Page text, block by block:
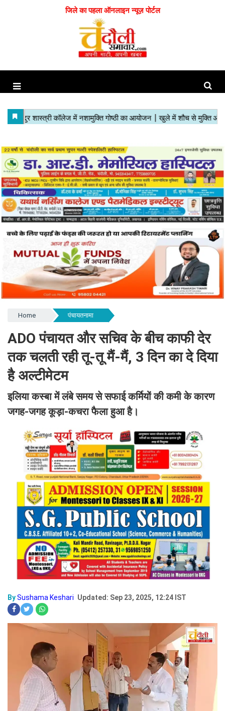
जिले का पहला ऑनलाइन न्यूज़ पोर्टल
Home पंचायतनामा
ADO पंचायत और सचिव के बीच काफी देर
तक चलती रही तू-तू मैं-मैं, 3 दिन का दे दिया
है अल्टीमेटम
इलिया कस्बा में लंबे समय से सफाई कर्मियों की कमी के कारण
जगह-जगह कूड़ा-कचरा फैला हुआ है।
BySushama Keshari Updated: Sep 23, 2025, 12:24 IST